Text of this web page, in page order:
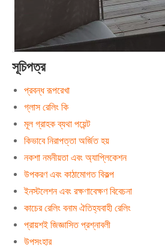
সূচিপত্র
প্রবন্ধ রূপরেখা
গ্লাস রেলিং কি
মূল গ্রাহক ব্যথা পয়েন্ট
কিভাবে নিরাপত্তা অর্জিত হয়
নকশা নমনীয়তা এবং অ্যাপ্লিকেশন
উপকরণ এবং কাঠামোগত বিকল্প
ইনস্টলেশন এবং রক্ষণাবেক্ষণ বিবেচনা
কাচের রেলিং বনাম ঐতিহ্যবাহী রেলিং
প্রায়শই জিজ্ঞাসিত প্রশ্নাবলী
উপসংহার